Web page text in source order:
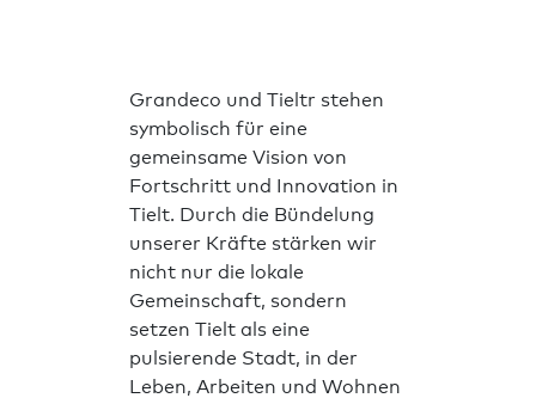
Grandeco und Tieltr stehen
symbolisch für eine
gemeinsame Vision von
Fortschritt und Innovation in
Tielt. Durch die Bündelung
unserer Kräfte stärken wir
nicht nur die lokale
Gemeinschaft, sondern
setzen Tielt als eine
pulsierende Stadt, in der
Leben, Arbeiten und Wohnen